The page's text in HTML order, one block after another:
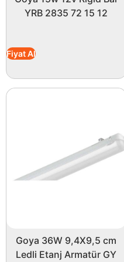
enerji dolu bir atmosfer
YRB 2835 72 15 12
Fiyat Al
Goya 36W 9,4X9,5 cm
Ledli Etanj Armatür GY